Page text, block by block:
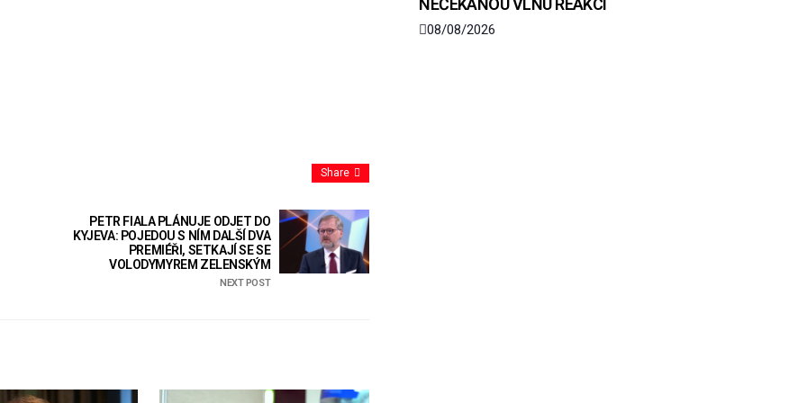
Share
PETR FIALA PLÁNUJE ODJET DO
KYJEVA: POJEDOU S NÍM DALŠÍ DVA
PREMIÉŘI, SETKAJÍ SE SE
VOLODYMYREM ZELENSKÝM
NEXT POST
NEČEKANOU VLNU REAKCÍ
08/08/2026